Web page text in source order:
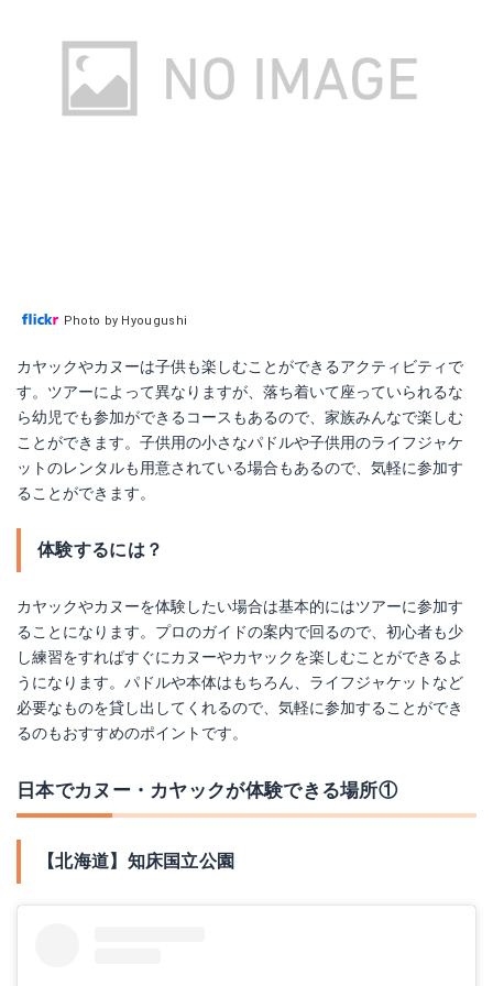
Photo by Hyougushi
カヤックやカヌーは子供も楽しむことができるアクティビティで
す。ツアーによって異なりますが、落ち着いて座っていられるな
ら幼児でも参加ができるコースもあるので、家族みんなで楽しむ
ことができます。子供用の小さなパドルや子供用のライフジャケ
ットのレンタルも用意されている場合もあるので、気軽に参加す
ることができます。
体験するには？
カヤックやカヌーを体験したい場合は基本的にはツアーに参加す
ることになります。プロのガイドの案内で回るので、初心者も少
し練習をすればすぐにカヌーやカヤックを楽しむことができるよ
うになります。パドルや本体はもちろん、ライフジャケットなど
必要なものを貸し出してくれるので、気軽に参加することができ
るのもおすすめのポイントです。
日本でカヌー・カヤックが体験できる場所①
【北海道】知床国立公園